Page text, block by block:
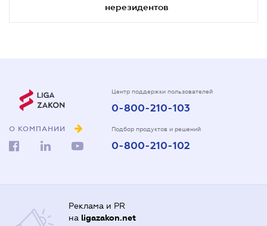
нерезидентов
О КОМПАНИИ
Центр поддержки пользователей
0-800-210-103
Подбор продуктов и решений
0-800-210-102
Реклама и PR
на ligazakon.net